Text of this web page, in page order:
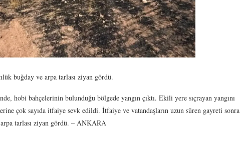
buğday ve arpa tarlası ziyan gördü.
hobi bahçelerinin bulunduğu bölgede yangın çıktı. Ekili yere sıçrayan yangını
çok sayıda itfaiye sevk edildi. İtfaiye ve vatandaşların uzun süren gayreti sonra
arpa tarlası ziyan gördü. – ANKARA